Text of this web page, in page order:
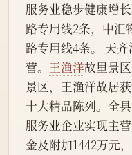
服务业稳步健康增
路专用线2条，中汇
路专用线4条。 天
营。 王渔洋故里景
景区，王渔洋故居
十大精品陈列。全
服务业企业实现主
金及附加1442万元